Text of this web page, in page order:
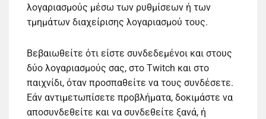
λογαριασμούς μέσω των ρυθμίσεων ή των
τμημάτων διαχείρισης λογαριασμού τους.
Βεβαιωθείτε ότι είστε συνδεδεμένοι και στους
δύο λογαριασμούς σας, στο Twitch και στο
παιχνίδι, όταν προσπαθείτε να τους συνδέσετε.
Εάν αντιμετωπίσετε προβλήματα, δοκιμάστε να
αποσυνδεθείτε και να συνδεθείτε ξανά, ή